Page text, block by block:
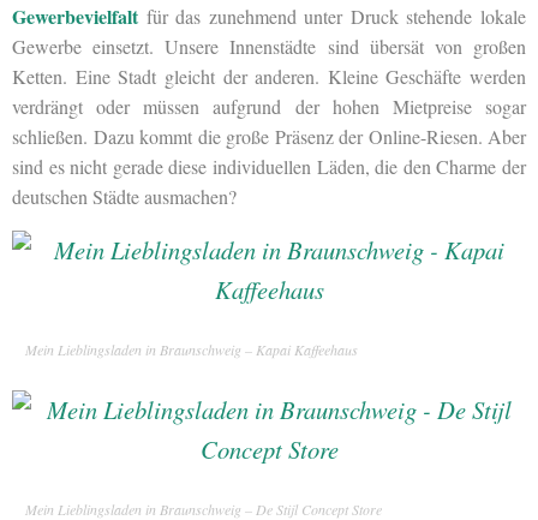
Gewerbevielfaltfür das zunehmend unter Druck stehende lokale
Gewerbe einsetzt. Unsere Innenstädte sind übersät von großen
Ketten. Eine Stadt gleicht der anderen. Kleine Geschäfte werden
verdrängt oder müssen aufgrund der hohen Mietpreise sogar
schließen. Dazu kommt die große Präsenz der Online-Riesen. Aber
sind es nicht gerade diese individuellen Läden, die den Charme der
deutschen Städte ausmachen?
Mein Lieblingsladen in Braunschweig – Kapai Kaffeehaus
Mein Lieblingsladen in Braunschweig – De Stijl Concept Store